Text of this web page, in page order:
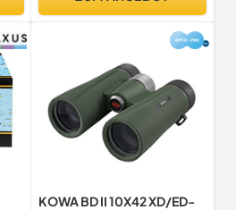
Fernglas für Natur,- Tier-
KOWA BD II 10X42 XD/ED-